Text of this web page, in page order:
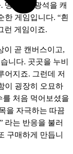
땅 파고, 광석을 캐
한 게임입니다. “흰
런 게임이죠.
이 곧 캔버스이고,
니다. 곳곳을 누비
어지죠. 그런데 저
이 굉장히 오묘하
처음 먹어보셨을
을 자극하는 따끔
라는 반응을 불러
구매하게 만듭니